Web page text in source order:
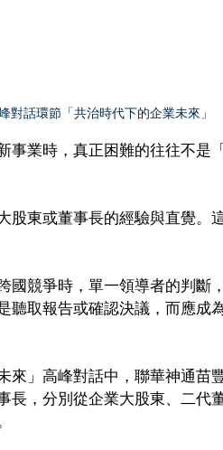
對話環節「共治時代下的企業未來」
業時，真正困難的往往不是
股東或董事長的經驗與直覺。
國競爭時，單一領導者的判斷
聽取報告或確認決議，而應成
」高峰對話中，聯華神通苗
長，分別從企業大股東、二代